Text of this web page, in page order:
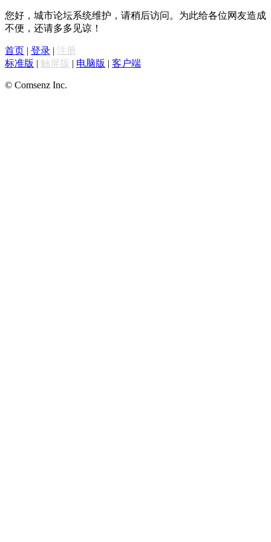
您好，城市论坛系统维护，请稍后访问。为此给各位网友造成
不便，还请多多见谅！
首页 | 登录 | 注册
标准版 | 触屏版 | 电脑版 | 客户端
© Comsenz Inc.